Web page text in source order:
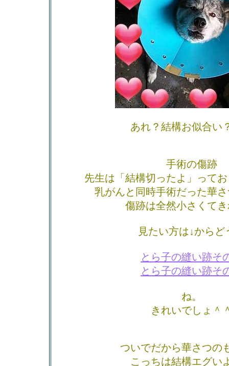
あれ？結構お似合い
手術の傷跡
先生は「結構切ったよ」って
乳がんと同時手術だった華
傷跡は全然小さくて
見たい方は↓からど
とら子の縫い跡そ
とら子の縫い跡そ
ね。
きれいでしょ＾
ついでだから華さつの
こっちは結構エグい